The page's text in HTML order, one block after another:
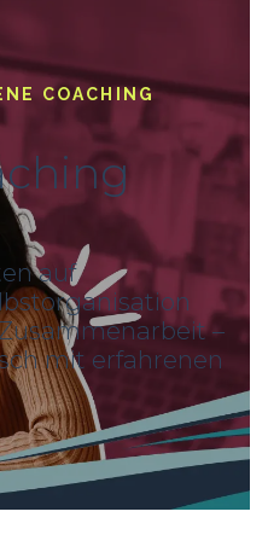
COACHING
auf
–
mit erfahrenen